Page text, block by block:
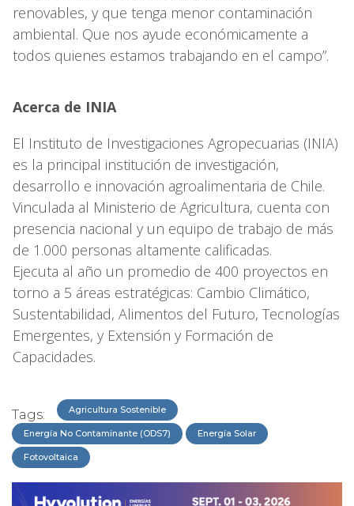
renovables, y que tenga menor contaminación
ambiental. Que nos ayude económicamente a
todos quienes estamos trabajando en el campo”.
Acerca de INIA
El Instituto de Investigaciones Agropecuarias (INIA)
es la principal institución de investigación,
desarrollo e innovación agroalimentaria de Chile.
Vinculada al Ministerio de Agricultura, cuenta con
presencia nacional y un equipo de trabajo de más
de 1.000 personas altamente calificadas.
Ejecuta al año un promedio de 400 proyectos en
torno a 5 áreas estratégicas: Cambio Climático,
Sustentabilidad, Alimentos del Futuro, Tecnologías
Emergentes, y Extensión y Formación de
Capacidades.
Tags: Agricultura Sostenible
Energía No Contaminante (ODS7) Energía Solar
Fotovoltaica